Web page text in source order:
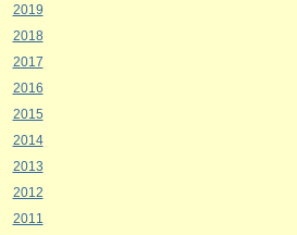
2019
2018
2017
2016
2015
2014
2013
2012
2011